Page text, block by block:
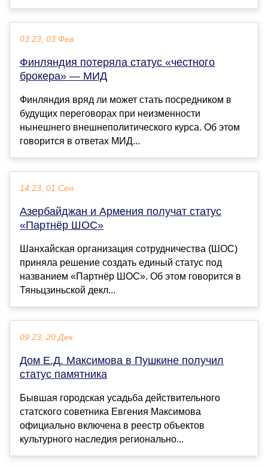
03:23, 03 Фев
Финляндия потеряла статус «честного
брокера» — МИД
Финляндия вряд ли может стать посредником в
будущих переговорах при неизменности
нынешнего внешнеполитического курса. Об этом
говорится в ответах МИД...
14:23, 01 Сен
Азербайджан и Армения получат статус
«Партнёр ШОС»
Шанхайская организация сотрудничества (ШОС)
приняла решение создать единый статус под
названием «Партнёр ШОС». Об этом говорится в
Тяньцзиньской декл...
09:23, 20 Дек
Дом Е.Д. Максимова в Пушкине получил
статус памятника
Бывшая городская усадьба действительного
статского советника Евгения Максимова
официально включена в реестр объектов
культурного наследия регионально...